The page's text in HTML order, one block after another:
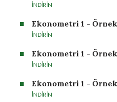
İNDİRİN
Ekonometri 1 - Örnek
İNDİRİN
Ekonometri 1 - Örnek
İNDİRİN
Ekonometri 1 - Örnek
İNDİRİN